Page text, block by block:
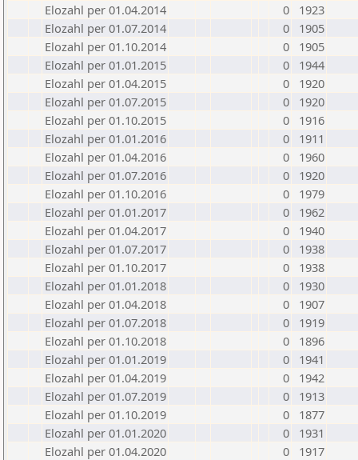
Elozahl per 01.04.2014
0
1923
Elozahl per 01.07.2014
0
1905
Elozahl per 01.10.2014
0
1905
Elozahl per 01.01.2015
0
1944
Elozahl per 01.04.2015
0
1920
Elozahl per 01.07.2015
0
1920
Elozahl per 01.10.2015
0
1916
Elozahl per 01.01.2016
0
1911
Elozahl per 01.04.2016
0
1960
Elozahl per 01.07.2016
0
1920
Elozahl per 01.10.2016
0
1979
Elozahl per 01.01.2017
0
1962
Elozahl per 01.04.2017
0
1940
Elozahl per 01.07.2017
0
1938
Elozahl per 01.10.2017
0
1938
Elozahl per 01.01.2018
0
1930
Elozahl per 01.04.2018
0
1907
Elozahl per 01.07.2018
0
1919
Elozahl per 01.10.2018
0
1896
Elozahl per 01.01.2019
0
1941
Elozahl per 01.04.2019
0
1942
Elozahl per 01.07.2019
0
1913
Elozahl per 01.10.2019
0
1877
Elozahl per 01.01.2020
0
1931
Elozahl per 01.04.2020
0
1917